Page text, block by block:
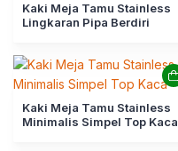
Kaki Meja Tamu Stainless
Lingkaran Pipa Berdiri
Kaki Meja Tamu Stainless
Minimalis Simpel Top Kaca